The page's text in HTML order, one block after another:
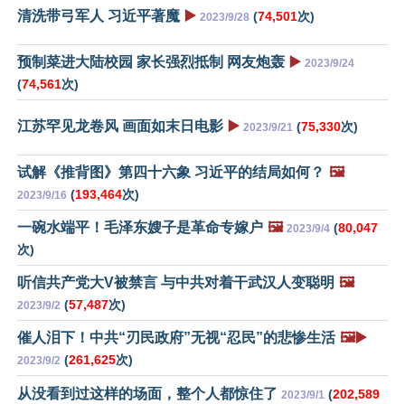
清洗带弓军人 习近平著魔 ▶️ 2023/9/28 (74,501次)
预制菜进大陆校园 家长强烈抵制 网友炮轰 ▶️ 2023/9/24
(74,561次)
江苏罕见龙卷风 画面如末日电影 ▶️ 2023/9/21 (75,330次)
试解《推背图》第四十六象 习近平的结局如何？ 🖼️
2023/9/16 (193,464次)
一碗水端平！毛泽东嫂子是革命专嫁户 🖼️ 2023/9/4 (80,047
次)
听信共产党大V被禁言 与中共对着干武汉人变聪明 🖼️
2023/9/2 (57,487次)
催人泪下！中共“刃民政府”无视“忍民”的悲惨生活 🖼️▶️
2023/9/2 (261,625次)
从没看到过这样的场面，整个人都惊住了 2023/9/1 (202,589